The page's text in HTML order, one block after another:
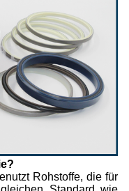
Rohstoffe, die für